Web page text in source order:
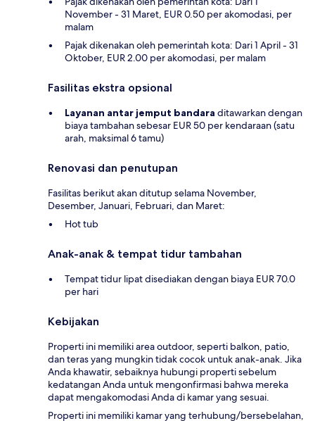
November - 31 Maret, EUR 0.50 per akomodasi, per
malam
Pajak dikenakan oleh pemerintah kota: Dari 1 April - 31
Oktober, EUR 2.00 per akomodasi, per malam
Fasilitas ekstra opsional
Layanan antar jemput bandara ditawarkan dengan
biaya tambahan sebesar EUR 50 per kendaraan (satu
arah, maksimal 6 tamu)
Renovasi dan penutupan
Fasilitas berikut akan ditutup selama November,
Desember, Januari, Februari, dan Maret:
Hot tub
Anak-anak & tempat tidur tambahan
Tempat tidur lipat disediakan dengan biaya EUR 70.0
per hari
Kebijakan
Properti ini memiliki area outdoor, seperti balkon, patio,
dan teras yang mungkin tidak cocok untuk anak-anak. Jika
Anda khawatir, sebaiknya hubungi properti sebelum
kedatangan Anda untuk mengonfirmasi bahwa mereka
dapat mengakomodasi Anda di kamar yang sesuai.
Properti ini memiliki kamar yang terhubung/bersebelahan,